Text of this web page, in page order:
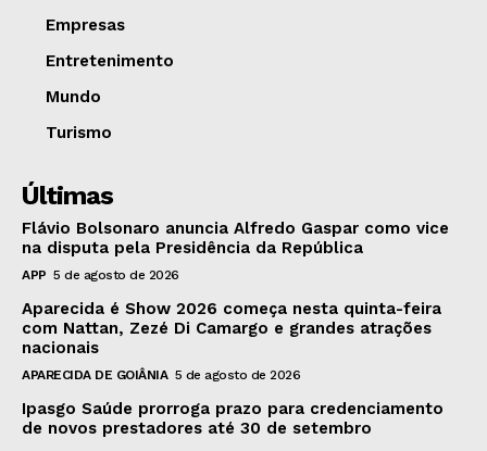
Empresas
Entretenimento
Mundo
Turismo
Últimas
Flávio Bolsonaro anuncia Alfredo Gaspar como vice
na disputa pela Presidência da República
APP 5 de agosto de 2026
Aparecida é Show 2026 começa nesta quinta-feira
com Nattan, Zezé Di Camargo e grandes atrações
nacionais
APARECIDA DE GOIÂNIA 5 de agosto de 2026
Ipasgo Saúde prorroga prazo para credenciamento
de novos prestadores até 30 de setembro